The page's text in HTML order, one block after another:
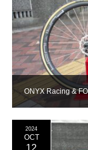
ONYX Racing &
2024
OCT